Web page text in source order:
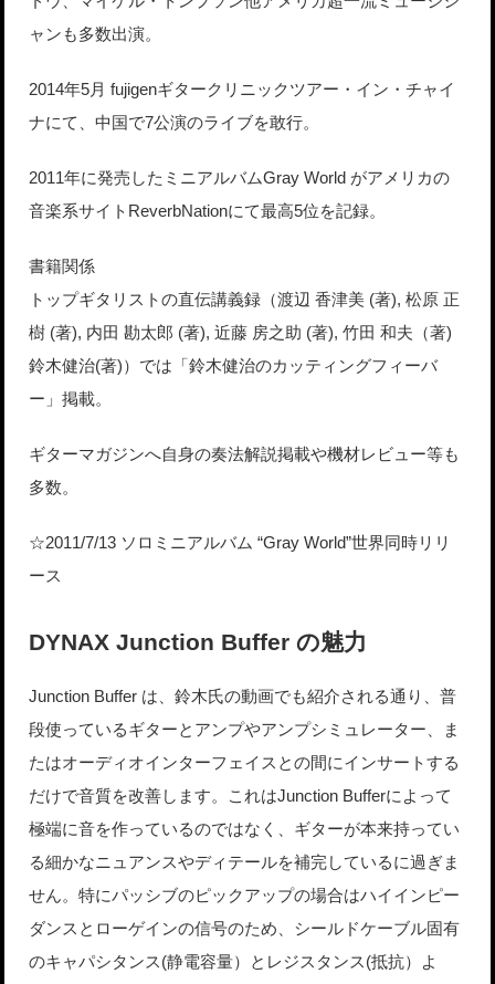
ャンも多数出演。
2014年5月 fujigenギタークリニックツアー・イン・チャイ
ナにて、中国で7公演のライブを敢行。
2011年に発売したミニアルバムGray World がアメリカの
音楽系サイトReverbNationにて最高5位を記録。
書籍関係
トップギタリストの直伝講義録（渡辺 香津美 (著), 松原 正
樹 (著), 内田 勘太郎 (著), 近藤 房之助 (著), 竹田 和夫（著)
鈴木健治(著)）では「鈴木健治のカッティングフィーバ
ー」掲載。
ギターマガジンへ自身の奏法解説掲載や機材レビュー等も
多数。
☆2011/7/13 ソロミニアルバム “Gray World”世界同時リリ
ース
DYNAX Junction Buffer の魅力
Junction Buffer は、鈴木氏の動画でも紹介される通り、普
段使っているギターとアンプやアンプシミュレーター、ま
たはオーディオインターフェイスとの間にインサートする
だけで音質を改善します。これはJunction Bufferによって
極端に音を作っているのではなく、ギターが本来持ってい
る細かなニュアンスやディテールを補完しているに過ぎま
せん。特にパッシブのピックアップの場合はハイインピー
ダンスとローゲインの信号のため、シールドケーブル固有
のキャパシタンス(静電容量）とレジスタンス(抵抗）よ